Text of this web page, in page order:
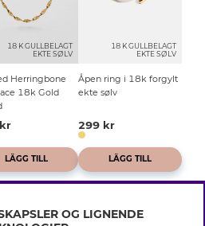
18 K GULLBELAGT
EKTE SØLV
Herringbone
18k Gold
LÄGG TILL
18 K GULLBELAGT
EKTE SØLV
Åpen ring i 18k forgylt
ekte sølv
299 kr
LÄGG TILL
OG LIGNENDE